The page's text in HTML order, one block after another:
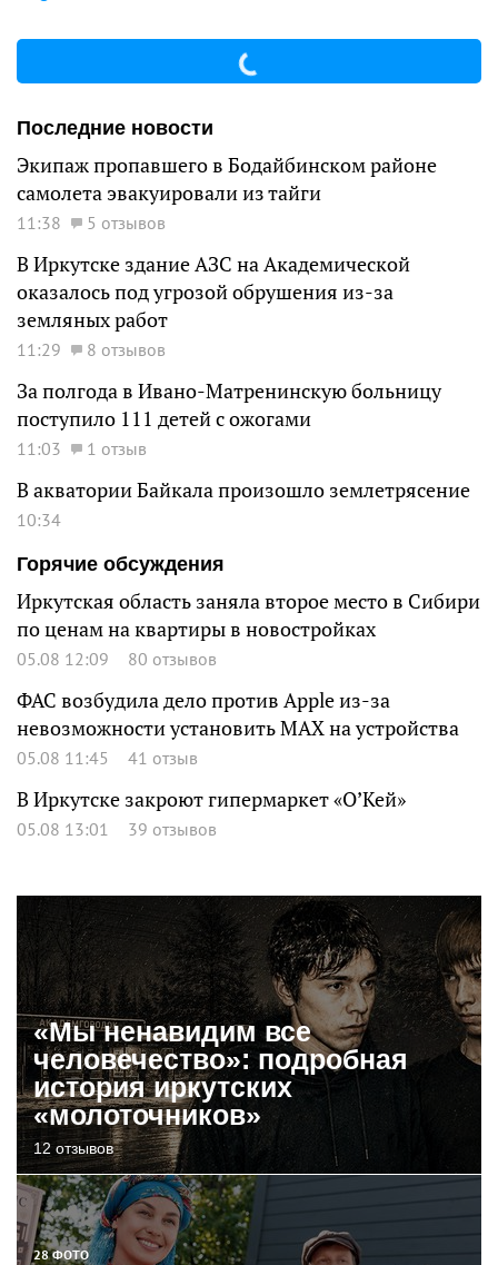
Последние новости
Экипаж пропавшего в Бодайбинском районе
самолета эвакуировали из тайги
11:38 5 отзывов
В Иркутске здание АЗС на Академической
оказалось под угрозой обрушения из-за
земляных работ
11:29 8 отзывов
За полгода в Ивано-Матренинскую больницу
поступило 111 детей с ожогами
11:03 1 отзыв
В акватории Байкала произошло землетрясение
10:34
Горячие обсуждения
Иркутская область заняла второе место в Сибири
по ценам на квартиры в новостройках
05.08 12:09 80 отзывов
ФАС возбудила дело против Apple из-за
невозможности установить MAX на устройства
05.08 11:45 41 отзыв
В Иркутске закроют гипермаркет «О’Кей»
05.08 13:01 39 отзывов
«Мы ненавидим все
человечество»: подробная
история иркутских
«молоточников»
12 отзывов
28 ФОТО